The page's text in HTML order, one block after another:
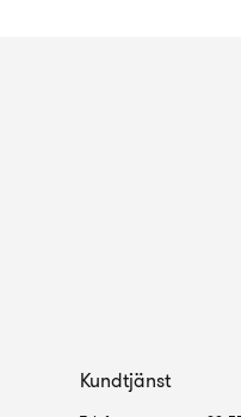
Kundtjänst